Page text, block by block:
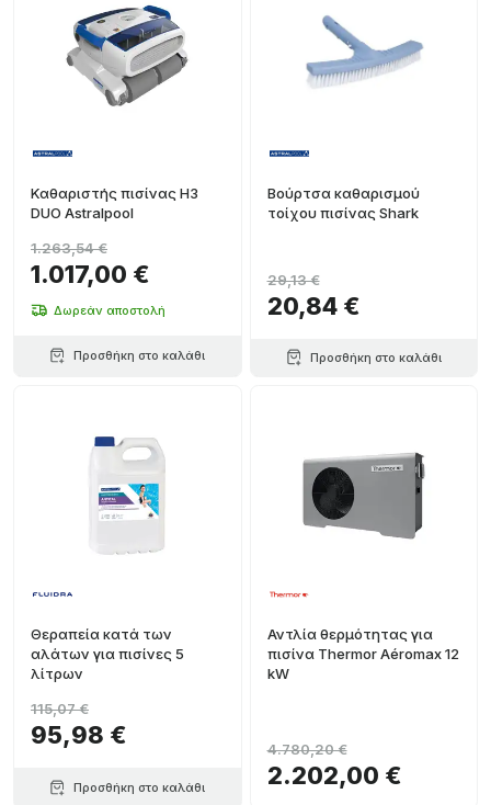
Καθαριστής πισίνας H3
DUO Astralpool
1.017,00 €
1.263,54 €
Δωρεάν αποστολή
Προσθήκη στο καλάθι
Βούρτσα καθαρισμού
τοίχου πισίνας Shark
20,84 €
29,13 €
Προσθήκη στο καλάθι
Θεραπεία κατά των
αλάτων για πισίνες 5
λίτρων
95,98 €
115,07 €
Προσθήκη στο καλάθι
Αντλία θερμότητας για
πισίνα Thermor Aéromax 12
kW
2.202,00 €
4.780,20 €